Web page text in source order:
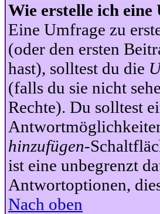
Wie erstelle ich eine
Eine Umfrage zu
(oder den ersten
hast), solltest du die
(falls du sie nicht
Rechte). Du solltest
hinzufügen-
ist eine unbegrenzt
Antwortoptionen,
Nach oben